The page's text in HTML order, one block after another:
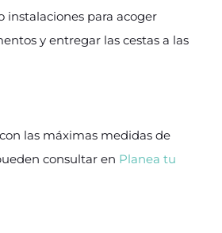
instalaciones para acoger
y entregar las cestas a las
las máximas medidas de
consultar en Planea tu